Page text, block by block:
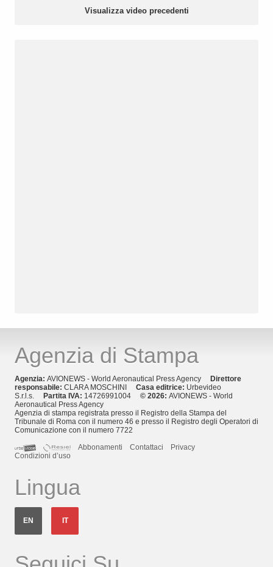
Visualizza video precedenti
Agenzia di Stampa
Agenzia: AVIONEWS - World Aeronautical Press Agency
Direttore
responsabile: CLARA MOSCHINI Casa editrice: Urbevideo
S.r.l.s.
Partita IVA: 14726991004 © 2026: AVIONEWS - World
Aeronautical Press Agency
Agenzia di stampa registrata presso il Registro della Stampa del
Tribunale di Roma con il numero 46 e presso il Registro degli Operatori di
Comunicazione con il numero 7722
Abbonamenti
Contattaci
Privacy
Condizioni d’uso
Lingua
EN IT